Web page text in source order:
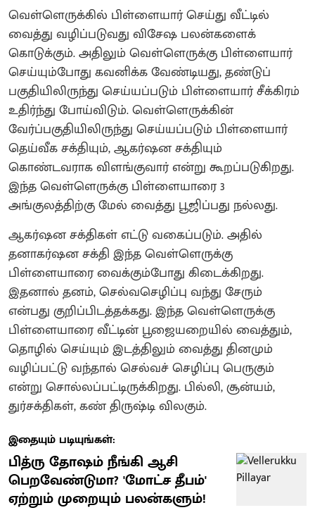
வெள்ளெருக்கில் பிள்ளையார் செய்து வீட்டில்
வைத்து வழிப்படுவது விசேஷ பலன்களைக்
கொடுக்கும். அதிலும் வெள்ளெருக்கு பிள்ளையார்
செய்யும்போது கவனிக்க வேண்டியது, தண்டுப்
பகுதியிலிருந்து செய்யப்படும் பிள்ளையார் சீக்கிரம்
உதிர்ந்து போய்விடும். வெள்ளெருக்கின்
வேர்ப்பகுதியிலிருந்து செய்யப்படும் பிள்ளையார்
தெய்வீக சக்தியும், ஆகர்ஷன சக்தியும்
கொண்டவராக விளங்குவார் என்று கூறப்படுகிறது.
இந்த வெள்ளெருக்கு பிள்ளையாரை 3
அங்குலத்திற்கு மேல் வைத்து பூஜிப்பது நல்லது.
ஆகர்ஷன சக்திகள் எட்டு வகைப்படும். அதில்
தனாகர்ஷன சக்தி இந்த வெள்ளெருக்கு
பிள்ளையாரை வைக்கும்போது கிடைக்கிறது.
இதனால் தனம், செல்வசெழிப்பு வந்து சேரும்
என்பது குறிப்பிடத்தக்கது. இந்த வெள்ளெருக்கு
பிள்ளையாரை வீட்டின் பூஜையறையில் வைத்தும்,
தொழில் செய்யும் இடத்திலும் வைத்து தினமும்
வழிப்பட்டு வந்தால் செல்வச் செழிப்பு பெருகும்
என்று சொல்லப்பட்டிருக்கிறது. பில்லி, சூன்யம்,
துர்சக்திகள், கண் திருஷ்டி விலகும்.
இதையும் படியுங்கள்:
பித்ரு தோஷம் நீங்கி ஆசி
பெறவேண்டுமா? 'மோட்ச தீபம்'
ஏற்றும் முறையும் பலன்களும்!